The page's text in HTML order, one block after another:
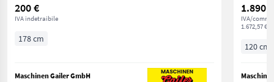
200 €
IVA indetraibile
178 cm
Maschinen Gailer GmbH
1.890 €
IVA/
1.672,57 €
120 cm